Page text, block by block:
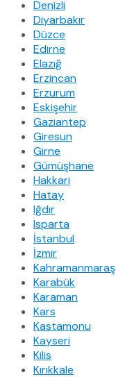
Denizli
Diyarbakır
Düzce
Edirne
Elazığ
Erzincan
Erzurum
Eskişehir
Gaziantep
Giresun
Girne
Gümüşhane
Hakkari
Hatay
Iğdır
Isparta
İstanbul
İzmir
Kahramanmaraş
Karabük
Karaman
Kars
Kastamonu
Kayseri
Kilis
Kırıkkale